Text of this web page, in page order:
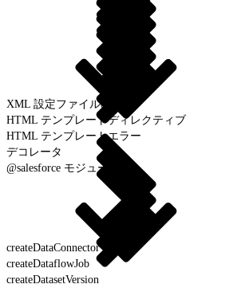
XML 設定ファイルの要素
HTML テンプレートディレクティブ
HTML テンプレートエラー
デコレータ
@salesforce モジュール
createDataConnector
createDataflowJob
createDatasetVersion